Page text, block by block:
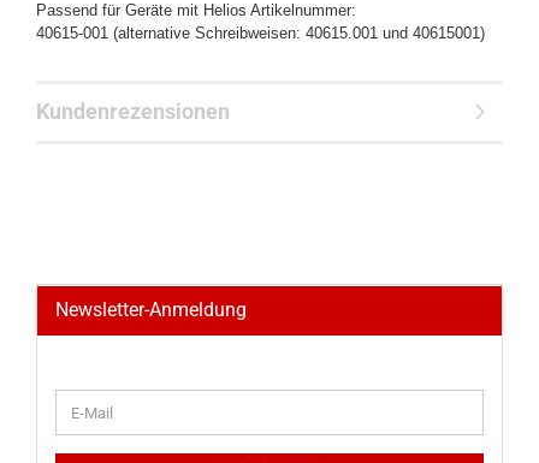
Passend für Geräte mit Helios Artikelnummer:
40615-001 (alternative Schreibweisen: 40615.001 und 40615001)
Kundenrezensionen
Newsletter-Anmeldung
ZUR
E-
Mail